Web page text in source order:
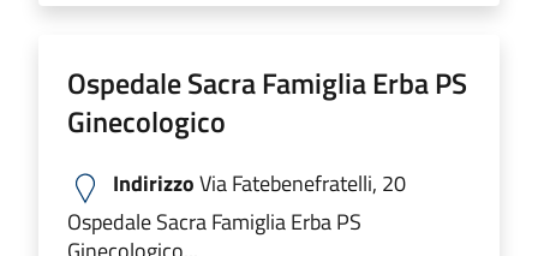
Ospedale Sacra Famiglia Erba PS
Ginecologico
IndirizzoVia Fatebenefratelli, 20
Ospedale Sacra Famiglia Erba PS